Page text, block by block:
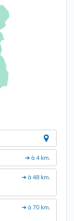
➔ à 4 km.
➔ à 48 km.
➔ à 70 km.